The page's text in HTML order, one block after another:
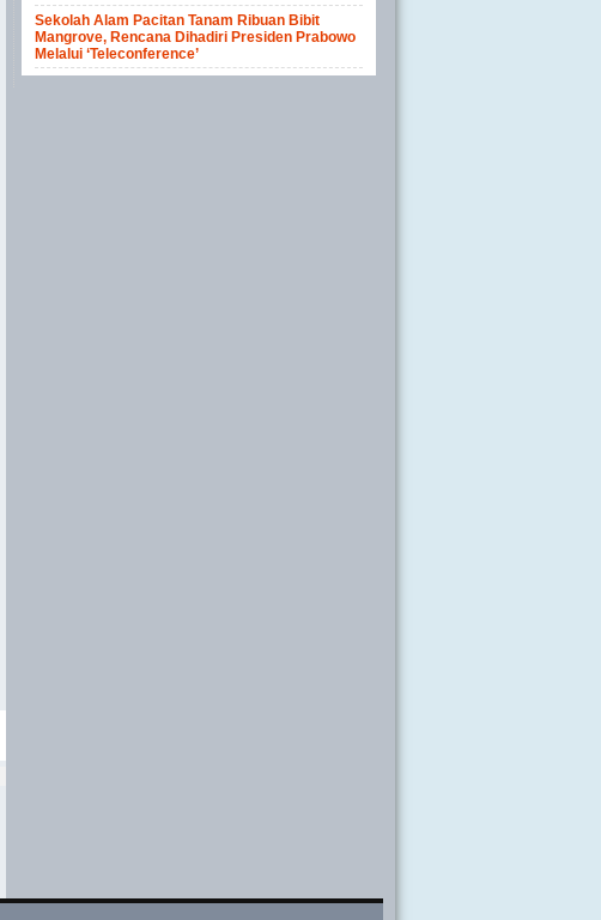
Sekolah Alam Pacitan Tanam Ribuan Bibit
Mangrove, Rencana Dihadiri Presiden Prabowo
Melalui ‘Teleconference’